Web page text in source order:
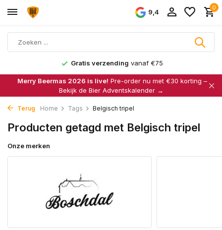
9,4
0
Gratis verzending vanaf €75
Merry Beermas 2026 is live! Pre-order nu met €30 korting –
Bekijk de Bier Adventskalender →
Terug Home Tags Belgisch tripel
Producten getagd met Belgisch tripel
Onze merken